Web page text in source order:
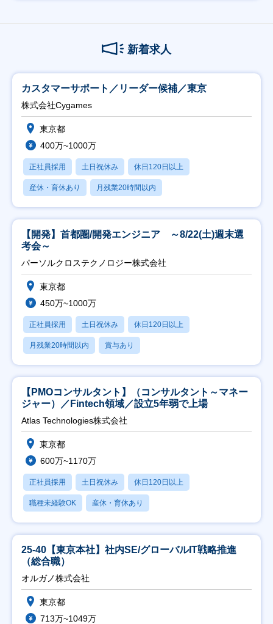
新着求人
カスタマーサポート／リーダー候補／東京
株式会社Cygames
東京都
400万~1000万
正社員採用 土日祝休み 休日120日以上
産休・育休あり 月残業20時間以内
【開発】首都圏/開発エンジニア ～8/22(土)週末選
考会～
パーソルクロステクノロジー株式会社
東京都
450万~1000万
正社員採用 土日祝休み 休日120日以上
月残業20時間以内 賞与あり
【PMOコンサルタント】（コンサルタント～マネー
ジャー）／Fintech領域／設立5年弱で上場
Atlas Technologies株式会社
東京都
600万~1170万
正社員採用 土日祝休み 休日120日以上
職種未経験OK 産休・育休あり
25-40【東京本社】社内SE/グローバルIT戦略推進
（総合職）
オルガノ株式会社
東京都
713万~1049万